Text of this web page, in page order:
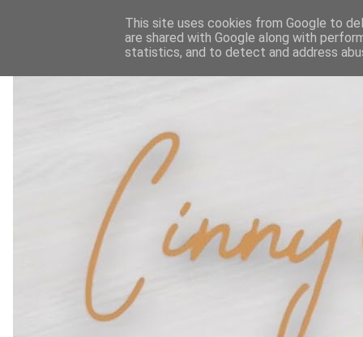
This site uses cookies from Google to
are shared with Google along with
statistics, and to detect and address